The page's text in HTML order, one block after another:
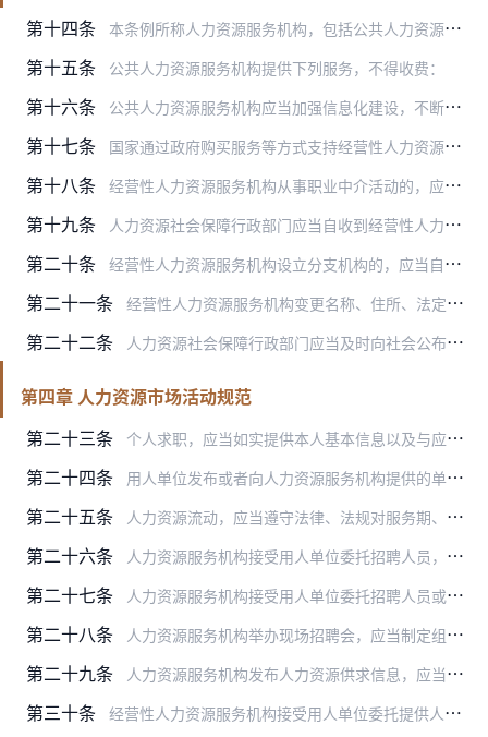
第十四条
本条例所称人力资源服务机构，包括公共人力资源服务机构和经营性人力资源服务机构。
第十五条 公共人力资源服务机构提供下列服务，不得收费：
第十六条 公共人力资源服务机构应当加强信息化建设，不断提高服务质量和效率。
第十七条 国家通过政府购买服务等方式支持经营性人力资源服务机构提供公益性人力资源服务。
第十八条 经营性人力资源服务机构从事职业中介活动的，应当依法向人力资源社会保障行政部门申请行政许可，取得人力资源服务许可证。
第十九条 人力资源社会保障行政部门应当自收到经营性人力资源服务机构从事职业中介活动的申请之日起20日内依法作出行政许可决定。符合条件的，颁发人力资源服务许可证；不符合条件…
第二十条 经营性人力资源服务机构设立分支机构的，应当自工商登记办理完毕之日起15日内，书面报告分支机构所在地人力资源社会保障行政部门。
第二十一条 经营性人力资源服务机构变更名称、住所、法定代表人或者终止经营活动的，应当自工商变更登记或者注销登记办理完毕之日起15日内，书面报告人力资源社会保障行政部门。
第二十二条 人力资源社会保障行政部门应当及时向社会公布取得行政许可或者经过备案的经营性人力资源服务机构名单及其变更、延续等情况。
第四章 人力资源市场活动规范
第二十三条
个人求职，应当如实提供本人基本信息以及与应聘岗位相关的知识、技能、工作经历等情况。
第二十四条 用人单位发布或者向人力资源服务机构提供的单位基本情况、招聘人数、招聘条件、工作内容、工作地点、基本劳动报酬等招聘信息，应当真实、合法，不得含有民族、种族、性别、…
第二十五条 人力资源流动，应当遵守法律、法规对服务期、从业限制、保密等方面的规定。
第二十六条 人力资源服务机构接受用人单位委托招聘人员，应当要求用人单位提供招聘简章、营业执照或者有关部门批准设立的文件、经办人的身份证件、用人单位的委托证明，并对所提供材料…
第二十七条 人力资源服务机构接受用人单位委托招聘人员或者开展其他人力资源服务，不得采取欺诈、暴力、胁迫或者其他不正当手段，不得以招聘为名牟取不正当利益，不得介绍单位或者个人…
第二十八条 人力资源服务机构举办现场招聘会，应当制定组织实施办法、应急预案和安全保卫工作方案，核实参加招聘会的招聘单位及其招聘简章的真实性、合法性，提前将招聘会信息向社会公…
第二十九条 人力资源服务机构发布人力资源供求信息，应当建立健全信息发布审查和投诉处理机制，确保发布的信息真实、合法、有效。
第三十条 经营性人力资源服务机构接受用人单位委托提供人力资源服务外包的，不得改变用人单位与个人的劳动关系，不得与用人单位串通侵害个人的合法权益。